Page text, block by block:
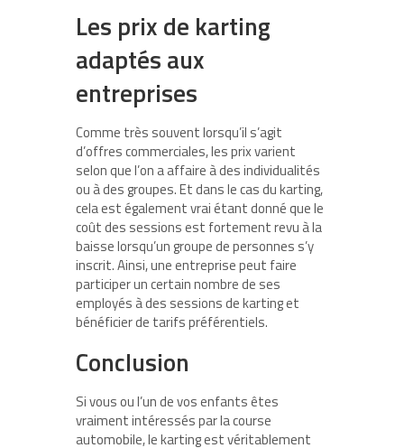
Les prix de karting
adaptés aux
entreprises
Comme très souvent lorsqu’il s’agit
d’offres commerciales, les prix varient
selon que l’on a affaire à des individualités
ou à des groupes. Et dans le cas du karting,
cela est également vrai étant donné que le
coût des sessions est fortement revu à la
baisse lorsqu’un groupe de personnes s’y
inscrit. Ainsi, une entreprise peut faire
participer un certain nombre de ses
employés à des sessions de karting et
bénéficier de tarifs préférentiels.
Conclusion
Si vous ou l’un de vos enfants êtes
vraiment intéressés par la course
automobile, le karting est véritablement